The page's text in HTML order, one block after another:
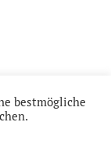
bestmögliche